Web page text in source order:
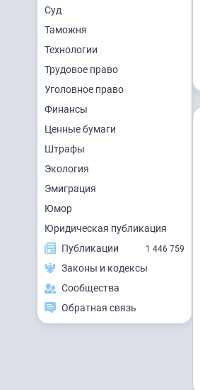
Суд
Таможня
Технологии
Трудовое право
Уголовное право
Финансы
Ценные бумаги
Штрафы
Экология
Эмиграция
Юмор
Юридическая публикация
Публикации
1 446 759
Законы и кодексы
Сообщества
Обратная связь